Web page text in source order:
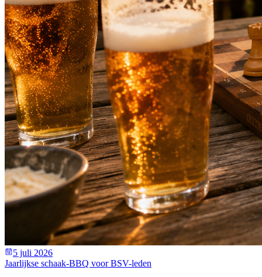
5 juli 2026
Jaarlijkse schaak-BBQ voor BSV-leden